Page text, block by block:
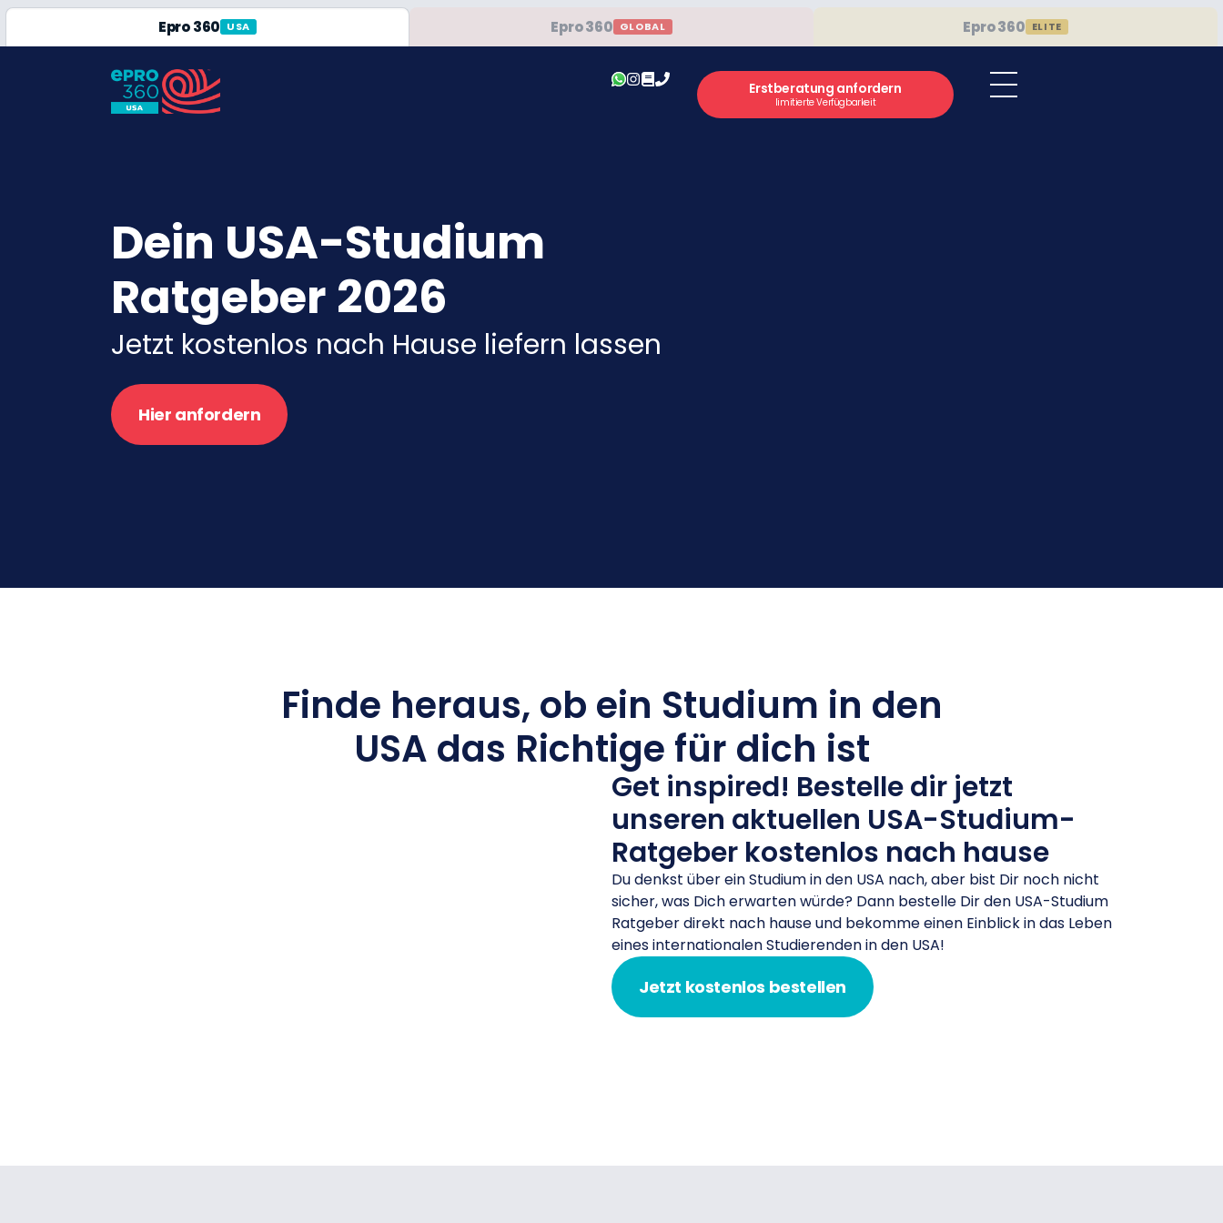
Epro 360 USA Epro 360 GLOBAL Epro 360 ELITE
Erstberatung anfordern
limitierte Verfügbarkeit
Dein USA-Studium
Ratgeber 2026
Jetzt kostenlos nach Hause liefern lassen
Hier anfordern
Finde heraus, ob ein Studium in den
USA das Richtige für dich ist
Get inspired! Bestelle dir jetzt
unseren aktuellen USA-Studium-
Ratgeber kostenlos nach hause
​Du denkst über ein Studium in den USA nach, aber bist Dir noch nicht
sicher, was Dich erwarten würde? Dann bestelle Dir den USA-Studium
Ratgeber direkt nach hause und bekomme einen Einblick in das Leben
eines internationalen Studierenden in den USA!
Jetzt kostenlos bestellen